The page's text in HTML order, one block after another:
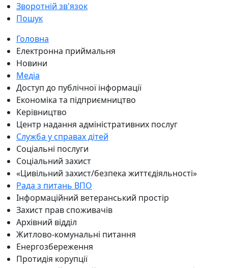
Зворотній зв'язок
Пошук
Головна
Електронна приймальня
Новини
Медіа
Доступ до публічної інформації
Економіка та підприємництво
Керівництво
Центр надання адміністративних послуг
Служба у справах дітей
Соціальні послуги
Соціальний захист
«Цивільний захист/безпека життєдіяльності»
Рада з питань ВПО
Інформаційний ветеранський простір
Захист прав споживачів
Архівний відділ
Житлово-комунальні питання
Енергозбереження
Протидія корупції